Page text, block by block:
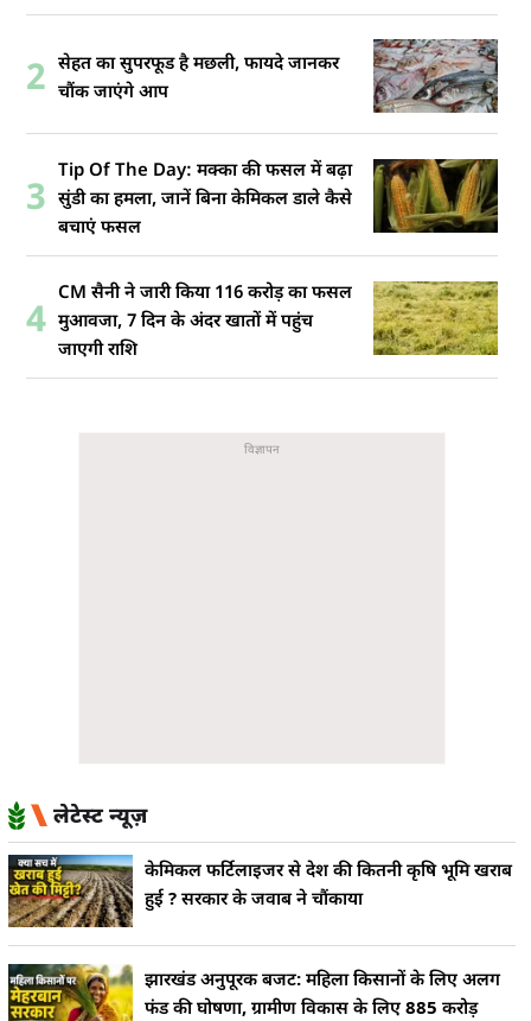
2 सेहत का सुपरफूड है मछली, फायदे जानकर
चौंक जाएंगे आप
3
Tip Of The Day: मक्का की फसल में बढ़ा
सुंडी का हमला, जानें बिना केमिकल डाले कैसे
बचाएं फसल
4
CM सैनी ने जारी किया 116 करोड़ का फसल
मुआवजा, 7 दिन के अंदर खातों में पहुंच
जाएगी राशि
लेटेस्ट न्यूज़
केमिकल फर्टिलाइजर से देश की कितनी कृषि भूमि खराब
हुई ? सरकार के जवाब ने चौंकाया
झारखंड अनुपूरक बजट: महिला किसानों के लिए अलग
फंड की घोषणा, ग्रामीण विकास के लिए 885 करोड़